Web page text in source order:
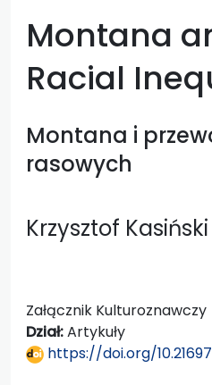
Montana
Racial
Montana i
rasowych
Krzysztof Kasiński
Załącznik Kulturoznawczy
Dział:Artykuły
https://doi.org/